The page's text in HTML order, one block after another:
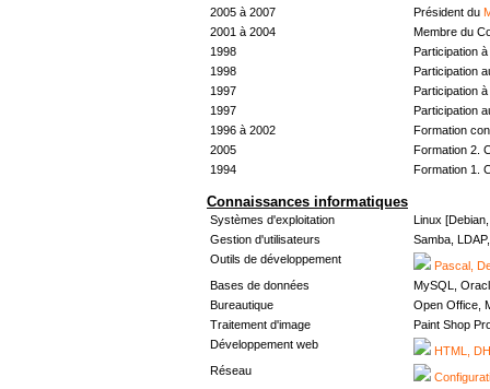
2005 à 2007
Président du
2001 à 2004
Membre du
1998
Participation à
1998
Participation
1997
Participation à
1997
Participation
1996 à 2002
Formation
2005
Formation 2.
1994
Formation 1.
Connaissances informatiques
Systèmes d'exploitation
Linux
Gestion d'utilisateurs
Samba,
Outils de développement
Pascal,
Bases de données
MySQL,
Bureautique
Open Office,
Traitement d'image
Paint Shop
Développement web
HTML,
Réseau